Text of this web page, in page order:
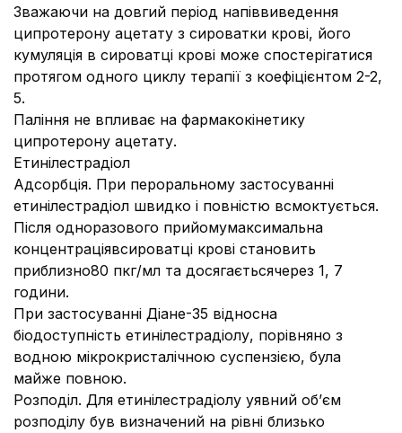
Зважаючи на довгий період напіввиведення
ципротерону ацетату з сироватки крові, його
кумуляція в сироватці крові може спостерігатися
протягом одного циклу терапії з коефіцієнтом 2-2,
5.
Паління не впливає на фармакокінетику
ципротерону ацетату.
Етинілестрадіол
Адсорбція. При пероральному застосуванні
етинілестрадіол швидко і повністю всмоктується.
Після одноразового прийомумаксимальна
концентраціявсироватці крові становить
приблизно80 пкг/мл та досягаєтьсячерез 1, 7
години.
При застосуванні Діане-35 відносна
біодоступність етинілестрадіолу, порівняно з
водною мікрокристалічною суспензією, була
майже повною.
Розподіл. Для етинілестрадіолу уявний об’єм
розподілу був визначений на рівні близько